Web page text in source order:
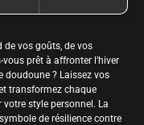
de vos goûts, de vos
prêt à affronter l’hiver
doudoune ? Laissez vos
transformez chaque
style personnel. La
de résilience contre